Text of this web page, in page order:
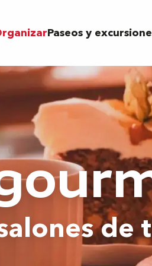
Paseos y
de